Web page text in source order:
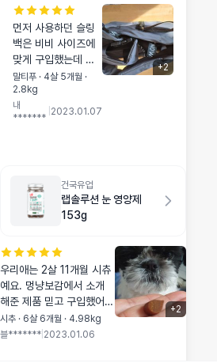
먼저 사용하던 슬링
백은 비비 사이즈에
맞게 구입했는데 머
리넣은걸 너무 싫어
해서 아기때 예방접
종하러 버스에탔다가
대중교통 을이용하지
않다가 다음달에 중
성화수술을 예약해서
구입했는데 안도넓고
바닥도 튼튼해서 비
비가 안정적으로 잘
있을것같아요 아직
사용을 안했지만 사
용후 다시 리뷰남길
말티푸 · 4살 5개월 ·
2.8kg
내
*******
2023.01.07
+2
건국유업
랩솔루션 눈 영양제
153g
우리애는 2살 11개월 시츄
예요. 멍냥보감에서 소개
해준 제품 믿고 구입했어
요. 눈이 크고 튀어나와 있
어서 그런지 늘 눈물에 또
시추 · 6살 6개월 · 4.98kg
블******* 2023.01.06
+2